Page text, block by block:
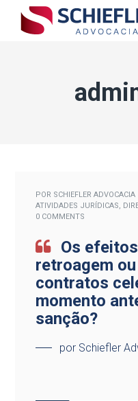
POR SCHIEFLER ADVOCACIA
ATIVIDADES JURÍDICAS,
0 COMMENTS
Os
retroagem
contratos
momento
sanção?
por Schiefler